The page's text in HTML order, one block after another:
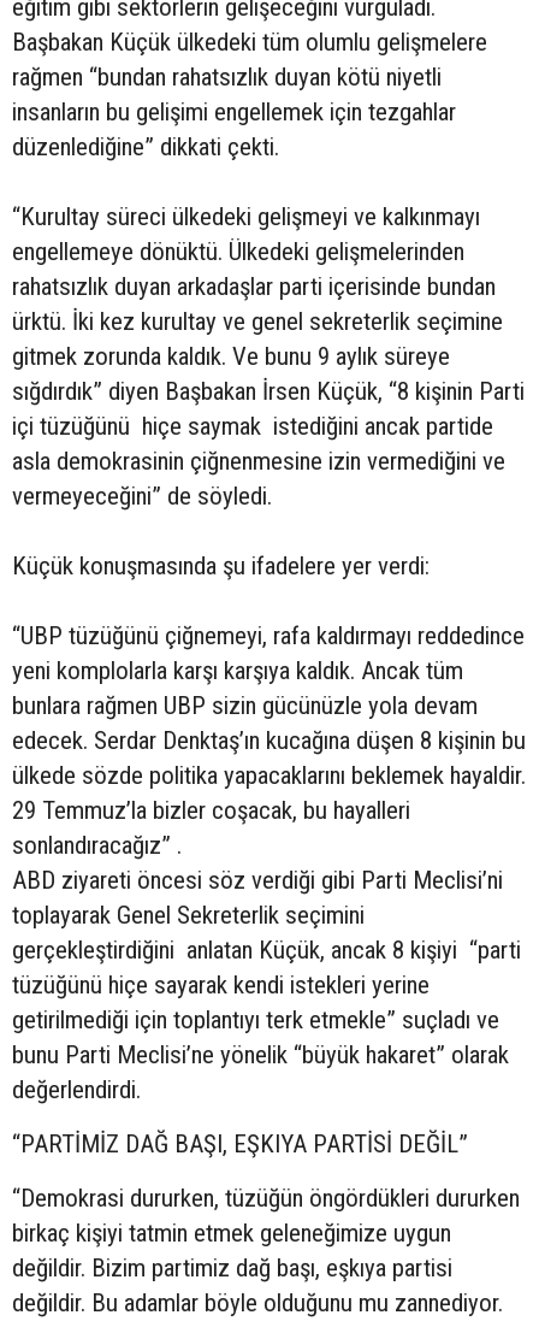
eğitim gibi sektörlerin gelişeceğini vurguladı.
Başbakan Küçük ülkedeki tüm olumlu gelişmelere
rağmen “bundan rahatsızlık duyan kötü niyetli
insanların bu gelişimi engellemek için tezgahlar
düzenlediğine” dikkati çekti.
“Kurultay süreci ülkedeki gelişmeyi ve kalkınmayı
engellemeye dönüktü. Ülkedeki gelişmelerinden
rahatsızlık duyan arkadaşlar parti içerisinde bundan
ürktü. İki kez kurultay ve genel sekreterlik seçimine
gitmek zorunda kaldık. Ve bunu 9 aylık süreye
sığdırdık” diyen Başbakan İrsen Küçük, “8 kişinin Parti
içi tüzüğünü hiçe saymak istediğini ancak partide
asla demokrasinin çiğnenmesine izin vermediğini ve
vermeyeceğini” de söyledi.
Küçük konuşmasında şu ifadelere yer verdi:
“UBP tüzüğünü çiğnemeyi, rafa kaldırmayı reddedince
yeni komplolarla karşı karşıya kaldık. Ancak tüm
bunlara rağmen UBP sizin gücünüzle yola devam
edecek. Serdar Denktaş’ın kucağına düşen 8 kişinin bu
ülkede sözde politika yapacaklarını beklemek hayaldir.
29 Temmuz’la bizler coşacak, bu hayalleri
sonlandıracağız” .
ABD ziyareti öncesi söz verdiği gibi Parti Meclisi’ni
toplayarak Genel Sekreterlik seçimini
gerçekleştirdiğini anlatan Küçük, ancak 8 kişiyi “parti
tüzüğünü hiçe sayarak kendi istekleri yerine
getirilmediği için toplantıyı terk etmekle” suçladı ve
bunu Parti Meclisi’ne yönelik “büyük hakaret” olarak
değerlendirdi.
“PARTİMİZ DAĞ BAŞI, EŞKIYA PARTİSİ DEĞİL”
“Demokrasi dururken, tüzüğün öngördükleri dururken
birkaç kişiyi tatmin etmek geleneğimize uygun
değildir. Bizim partimiz dağ başı, eşkıya partisi
değildir. Bu adamlar böyle olduğunu mu zannediyor.